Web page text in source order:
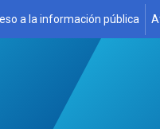
a la información pública